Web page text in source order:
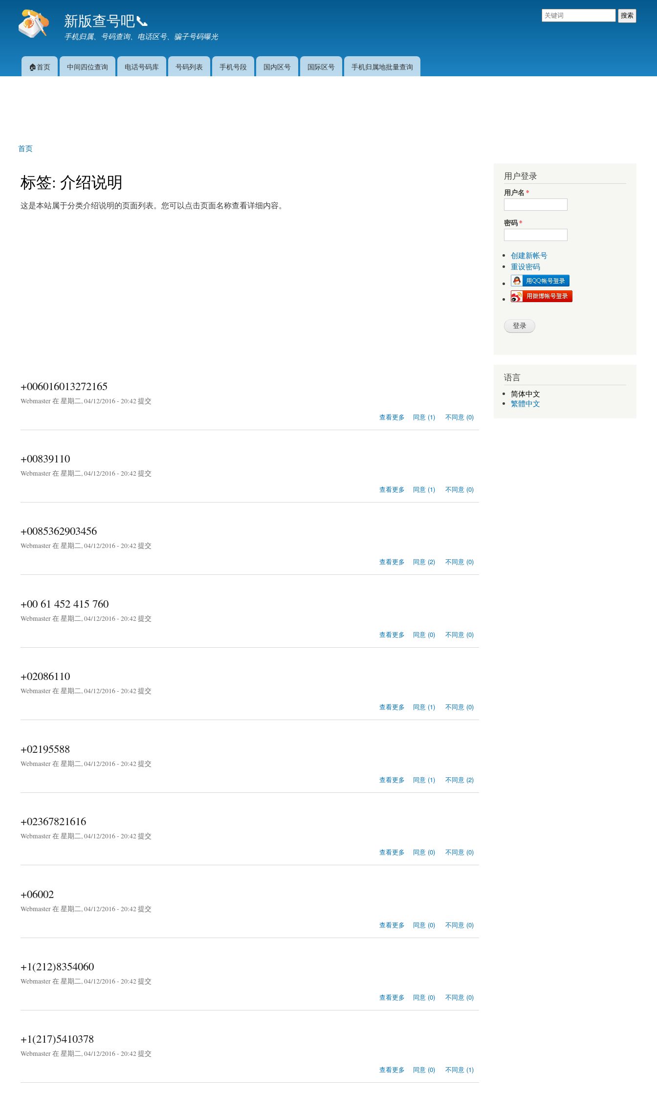
要
新版查号吧📞
手机归属、号码查询、电话区号、骗子号码曝光
主菜单🏠首页 中间四位查询 电话号码库 号码列表 手机号段 国内区号 国际区号 手机归属地批量查询
你在这里
首页
标签: 介绍说明
这是本站属于分类介绍说明的页面列表。您可以点击页面名称查看详细内容。
+006016013272165
Webmaster在 星期二, 04/12/2016 - 20:42 提交
查看更多 同意 (1) 不同意 (0)
+00839110
Webmaster在 星期二, 04/12/2016 - 20:42 提交
查看更多 同意 (1) 不同意 (0)
+0085362903456
Webmaster在 星期二, 04/12/2016 - 20:42 提交
查看更多 同意 (2) 不同意 (0)
+00 61 452 415 760
Webmaster在 星期二, 04/12/2016 - 20:42 提交
查看更多 同意 (0) 不同意 (0)
+02086110
Webmaster在 星期二, 04/12/2016 - 20:42 提交
查看更多 同意 (1) 不同意 (0)
+02195588
Webmaster在 星期二, 04/12/2016 - 20:42 提交
查看更多 同意 (1) 不同意 (2)
+02367821616
Webmaster在 星期二, 04/12/2016 - 20:42 提交
查看更多 同意 (0) 不同意 (0)
+06002
Webmaster在 星期二, 04/12/2016 - 20:42 提交
查看更多 同意 (0) 不同意 (0)
+1(212)8354060
Webmaster在 星期二, 04/12/2016 - 20:42 提交
查看更多 同意 (0) 不同意 (0)
+1(217)5410378
Webmaster在 星期二, 04/12/2016 - 20:42 提交
查看更多 同意 (0) 不同意 (1)
用户登录
用户名 *
密码*
创建新帐号
重设密码
语言
简体中文
繁體中文